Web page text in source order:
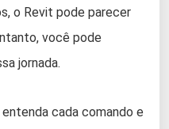
o Revit pode parecer
você pode
jornada.
entenda cada comando e